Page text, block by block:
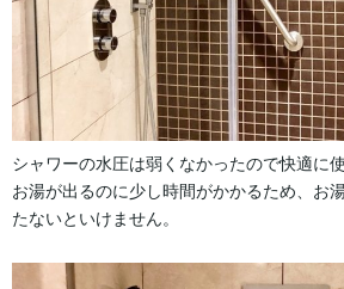
シャワーの水圧は弱くなかったので快適に
お湯が出るのに少し時間がかかるため、お
たないといけません。